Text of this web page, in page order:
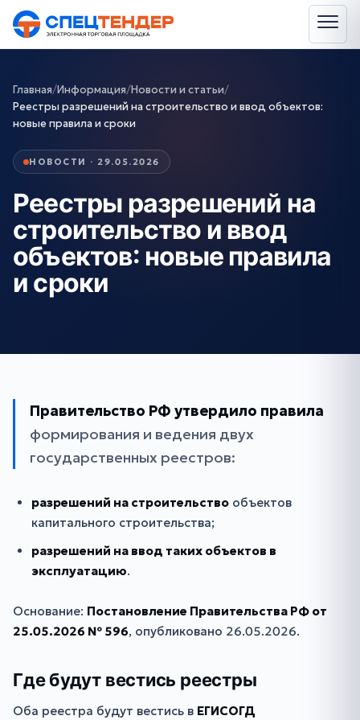
Главная/Информация/Новости и статьи/
Реестры разрешений на строительство и ввод объектов:
новые правила и сроки
НОВОСТИ · 29.05.2026
Реестры разрешений на
строительство и ввод
объектов: новые правила
и сроки
Правительство РФ утвердило правила
формирования и ведения двух
государственных реестров:
разрешений на строительство объектов
капитального строительства;
разрешений на ввод таких объектов в
эксплуатацию.
Основание: Постановление Правительства РФ от
25.05.2026 № 596, опубликовано 26.05.2026.
Где будут вестись реестры
Оба реестра будут вестись в ЕГИСОГД